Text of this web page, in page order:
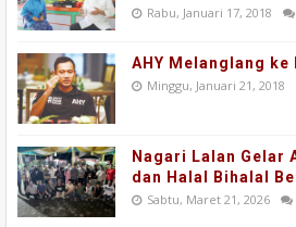
Rabu, Januari 17, 2018
AHY Melanglang
Minggu, Januari 21, 2018
Nagari Lalan Gelar
dan Halal Bihalal
Sabtu, Maret 21, 2026